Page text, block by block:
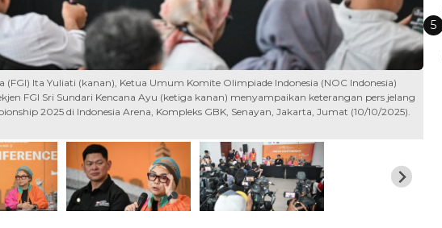
(FGI) Ita Yuliati (kanan), Ketua Umum Komite Olimpiade Indonesia (NOC Indonesia)
FGI Sri Sundari Kencana Ayu (ketiga kanan) menyampaikan keterangan pers jelang
2025 di Indonesia Arena, Kompleks GBK, Senayan, Jakarta, Jumat (10/10/2025).
5